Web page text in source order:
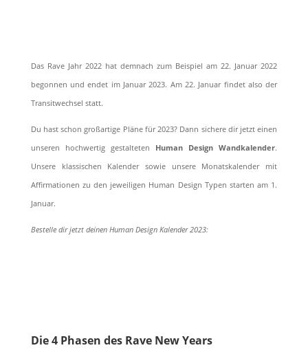
Das Rave Jahr 2022 hat demnach zum Beispiel am 22. Januar 2022
begonnen und endet im Januar 2023. Am 22. Januar findet also der
Transitwechsel statt.
Du hast schon großartige Pläne für 2023? Dann sichere dir jetzt einen
unseren hochwertig gestalteten Human Design Wandkalender.
Unsere klassischen Kalender sowie unsere Monatskalender mit
Affirmationen zu den jeweiligen Human Design Typen starten am 1.
Januar.
Bestelle dir jetzt deinen Human Design Kalender 2023:
Die 4 Phasen des Rave New Years